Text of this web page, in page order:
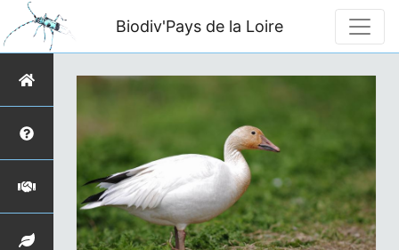
Biodiv'Pays de la Loire